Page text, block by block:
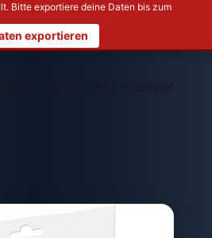
Bitte exportiere deine Daten bis zum
exportieren
LEGO 30551 Cinderella's